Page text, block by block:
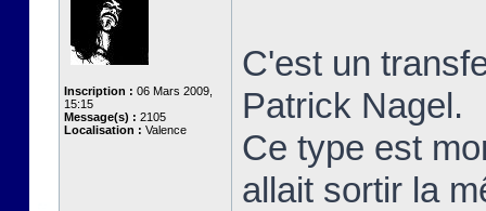
Inscription : 06 Mars 2009,
15:15
Message(s) : 2105
Localisation : Valence
C'est un
Patrick Nagel.
Ce type est
allait sortir la